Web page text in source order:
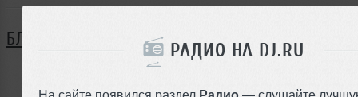
РАДИО НА DJ.RU
На сайте появился раздел Радио — слушайте
БЛОГ